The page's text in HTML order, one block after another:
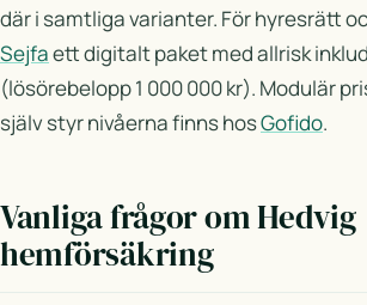
där i samtliga varianter. För hyresrätt
Sejfaett digitalt paket med allrisk
(lösörebelopp 1 000 000 kr). Modulär
själv styr nivåerna finns hosGofido.
Vanliga frågor om Hedvig
hemförsäkring